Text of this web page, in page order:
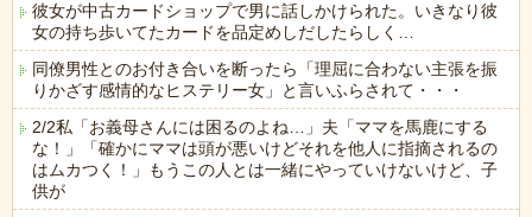
彼女が中古カードショップで男に話しかけられた。いきなり彼
女の持ち歩いてたカードを品定めしだしたらしく…
同僚男性とのお付き合いを断ったら「理屈に合わない主張を振
りかざす感情的なヒステリー女」と言いふらされて・・・
2/2私「お義母さんには困るのよね…」夫「ママを馬鹿にする
な！」「確かにママは頭が悪いけどそれを他人に指摘されるの
はムカつく！」もうこの人とは一緒にやっていけないけど、子
供が